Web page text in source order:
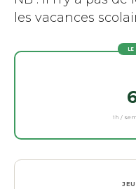
les vacances
LE
1h /